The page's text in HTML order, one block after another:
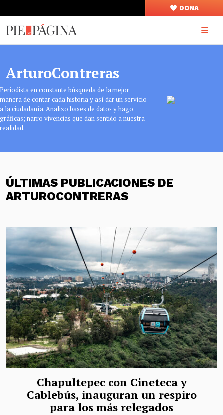
DONA
ArturoContreras
Periodista en constante búsqueda de la mejor
manera de contar cada historia y así dar un servicio
a la ciudadanía. Analizo bases de datos y hago
gráficas; narro vivencias que dan sentido a nuestra
realidad.
ÚLTIMAS PUBLICACIONES DE
ARTUROCONTRERAS
Chapultepec con Cineteca y
Cablebús, inauguran un respiro
para los más relegados